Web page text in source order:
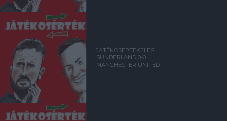
JÁTÉKOSÉRTÉKELÉS:
SUNDERLAND 0-0
MANCHESTER UNITED